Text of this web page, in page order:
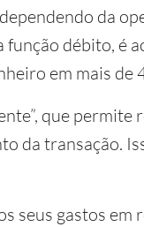
da
débito, é
em mais de
que permite
da transação.
seus gastos em